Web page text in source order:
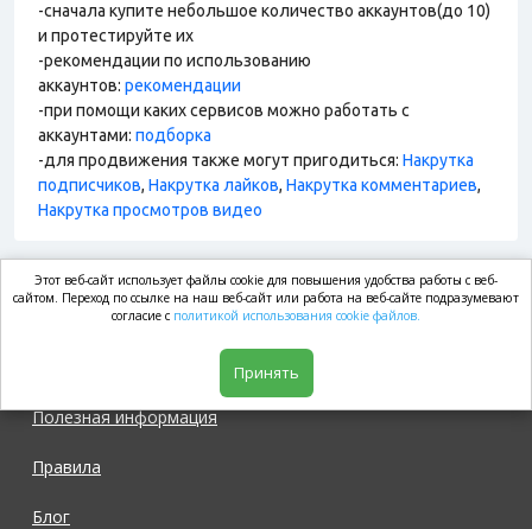
-сначала купите небольшое количество аккаунтов(до 10)
и протестируйте их
-рекомендации по использованию
аккаунтов: рекомендации
-при помощи каких сервисов можно работать с
аккаунтами: подборка
-для продвижения также могут пригодиться: Накрутка
подписчиков, Накрутка лайков, Накрутка комментариев,
Накрутка просмотров видео
market.com
Полезная информация
Правила
Блог
Этот веб-сайт использует файлы cookie для повышения удобства работы с веб-
сайтом. Переход по ссылке на наш веб-сайт или работа на веб-сайте подразумевают
согласие с политикой использования cookie файлов.
Принять